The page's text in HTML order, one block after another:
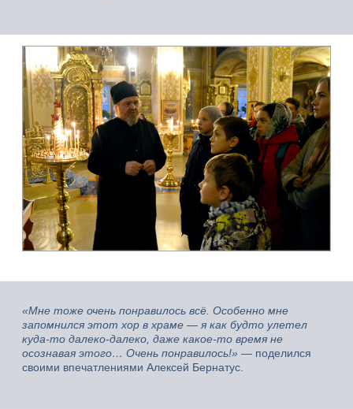
«Мне тоже очень понравилось всё. Особенно мне
запомнился этот хор в храме — я как будто улетел
куда-то далеко-далеко, даже какое-то время не
осознавая этого… Очень понравилось!» — поделился
своими впечатлениями Алексей Бернатус.